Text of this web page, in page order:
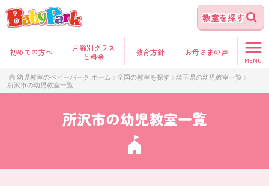
教室を探す
初めての方へ
月齢別クラス
と料金
教育方針 お母さまの声
MENU
幼児教室のベビーパーク ホーム 全国の教室を探す
埼玉県の幼児教室一覧
所沢市の幼児教室一覧
所沢市の幼児教室一覧